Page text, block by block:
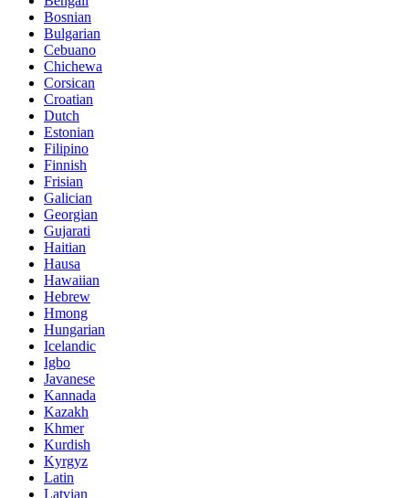
Bosnian
Bulgarian
Cebuano
Chichewa
Corsican
Croatian
Dutch
Estonian
Filipino
Finnish
Frisian
Galician
Georgian
Gujarati
Haitian
Hausa
Hawaiian
Hebrew
Hmong
Hungarian
Icelandic
Igbo
Javanese
Kannada
Kazakh
Khmer
Kurdish
Kyrgyz
Latin
Latvian